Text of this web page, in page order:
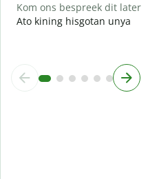
Kom ons bespreek dit later
Ato kining hisgotan unya